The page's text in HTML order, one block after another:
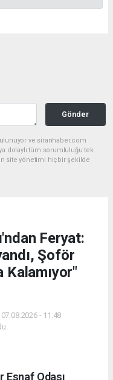
Gönder
ve siranhaber.com
dolaylı tüm sorumluluğu tek
site yönetimi hiçbir şekilde
Feryat:
Şoför
Kalamıyor"
- 11:48
Odası